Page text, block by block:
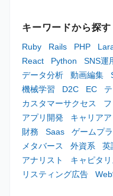
キーワードから探す
Ruby Rails PHP
React
Python SNS運
データ分析
動画編集
機械学習
D2C EC
カスタマーサクセス
アプリ開発
キャリア
財務
Saas ゲームプ
メタバース
外資系 英
アナリスト
キャピタリ
リスティング広告